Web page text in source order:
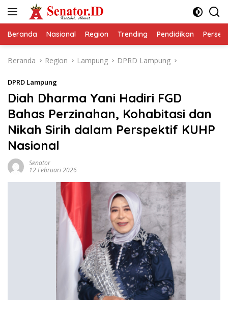
Beranda Nasional Region Trending Pendidikan
Beranda Region Lampung DPRD Lampung
DPRD Lampung
Diah Dharma Yani Hadiri FGD
Bahas Perzinahan, Kohabitasi dan
Nikah Sirih dalam Perspektif KUHP
Nasional
Senator
12 Februari 2026